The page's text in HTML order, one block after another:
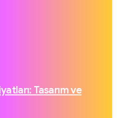
Tasarım ve